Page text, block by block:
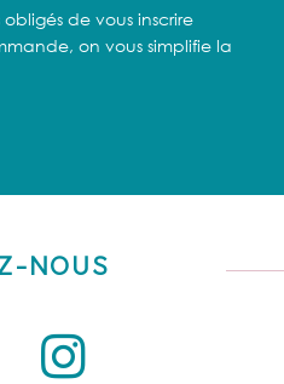
de vous inscrire
on vous simplifie la
NOUS